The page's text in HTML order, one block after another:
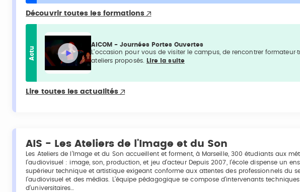
Découvrir toutes les formations
Actu
AICOM - Journées Portes Ouvertes
L’occasion pour vous de visiter le campus, de rencontrer
ateliers proposés.
Lire la suite
Lire toutes les actualités
AIS - Les Ateliers de l'Image et du Son
Les Ateliers de l’Image et du Son accueillent et forment, à Marseille, 300 étudiants aux
l’audiovisuel : image, son, production, et jeu d’acteur Depuis 2007, l’école dispense un
supérieur technique et artistique exigeant conforme aux attentes des professionnels du
l’audiovisuel et des médias. L’équipe pédagogique se compose d’intervenants
d’universitaires…